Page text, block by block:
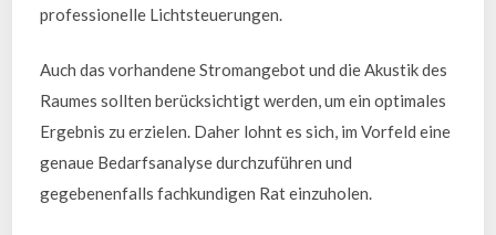
professionelle Lichtsteuerungen.
Auch das vorhandene Stromangebot und die Akustik des
Raumes sollten berücksichtigt werden, um ein optimales
Ergebnis zu erzielen. Daher lohnt es sich, im Vorfeld eine
genaue Bedarfsanalyse durchzuführen und
gegebenenfalls fachkundigen Rat einzuholen.